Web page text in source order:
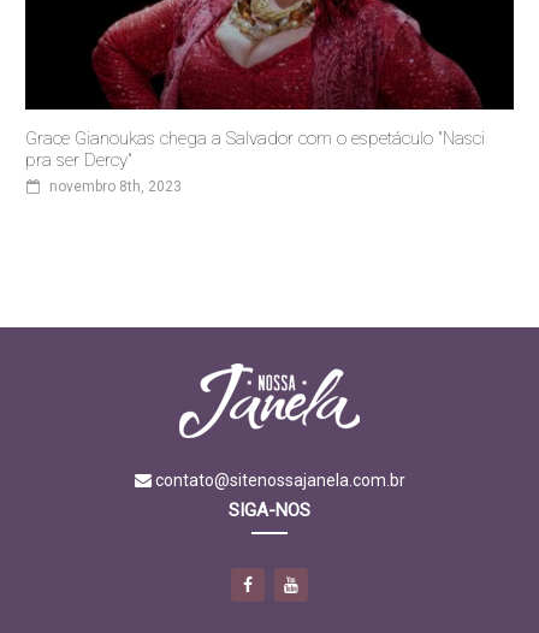
Grace Gianoukas chega a Salvador com o espetáculo "Nasci
pra ser Dercy"
novembro 8th, 2023
contato@sitenossajanela.com.br
SIGA-NOS